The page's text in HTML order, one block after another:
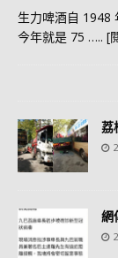
生力啤酒自 1948
今年就是 75 ….. [
荔
網